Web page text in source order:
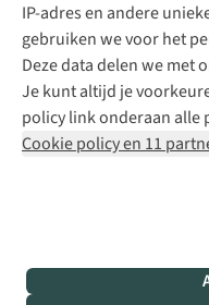
IP-adres en andere
gebruiken we voor het
Deze data delen we met
Je kunt altijd je
policy link onderaan alle
Cookie policy en 11